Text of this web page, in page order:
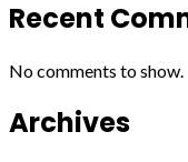
Recent
No comments to show.
Archives